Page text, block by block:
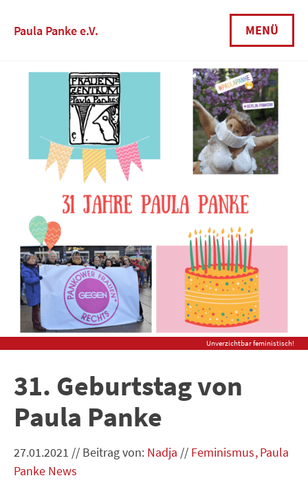
Paula Panke e.V. MENÜ
Unverzichtbar feministisch!
31. Geburtstag von
Paula Panke
27.01.2021 // Beitrag von: Nadja // Feminismus Paula
Panke News